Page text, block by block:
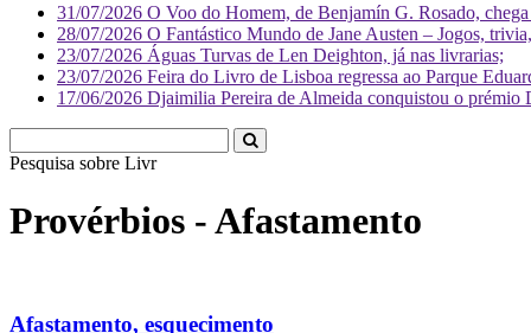
31/07/2026 O Voo do Homem, de Benjamín G. Rosado,
28/07/2026 O Fantástico Mundo de Jane Austen – Jogos,
23/07/2026 Águas Turvas de Len Deighton, já nas livrarias;
23/07/2026 Feira do Livro de Lisboa regressa ao Parque
17/06/2026 Djaimilia Pereira de Almeida conquistou o
Pesquisa sobre Literatura
Provérbios - Afastamento
Afastamento, esquecimento